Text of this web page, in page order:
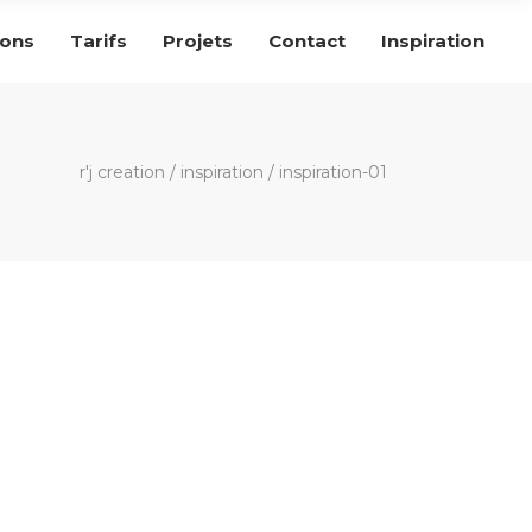
Tarifs Projets Contact Inspiration
r'j creation / inspiration / inspiration-01